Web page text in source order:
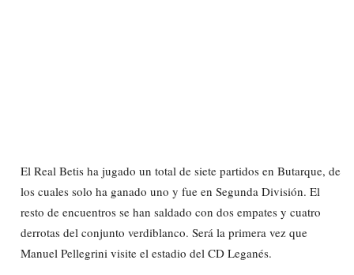
El Real Betis ha jugado un total de siete partidos en Butarque, de
los cuales solo ha ganado uno y fue en Segunda División. El
resto de encuentros se han saldado con dos empates y cuatro
derrotas del conjunto verdiblanco. Será la primera vez que
Manuel Pellegrini visite el estadio del CD Leganés.